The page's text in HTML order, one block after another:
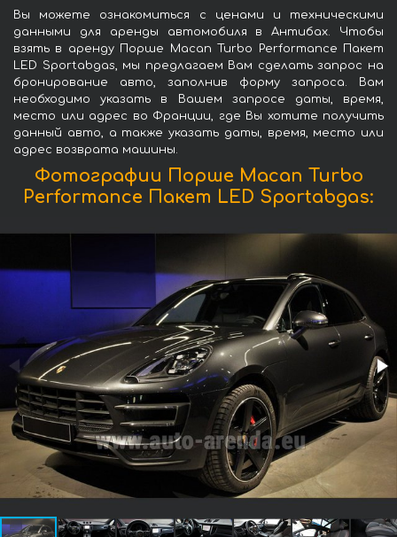
Вы можете ознакомиться с ценами и техническими
данными для аренды автомобиля в Антибах. Чтобы
взять в аренду Порше Macan Turbo Performance Пакет
LED Sportabgas, мы предлагаем Вам сделать запрос на
бронирование авто, заполнив форму запроса. Вам
необходимо указать в Вашем запросе даты, время,
место или адрес во Франции, где Вы хотите получить
данный авто, а также указать даты, время, место или
адрес возврата машины.
Фотографии Порше Macan Turbo
Performance Пакет LED Sportabgas: